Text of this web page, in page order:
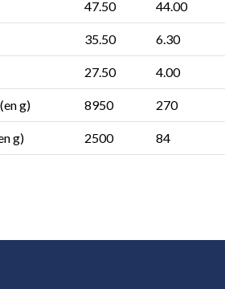
47.50 44.00
35.50 6.30
27.50 4.00
g) 8950 270
g) 2500 84